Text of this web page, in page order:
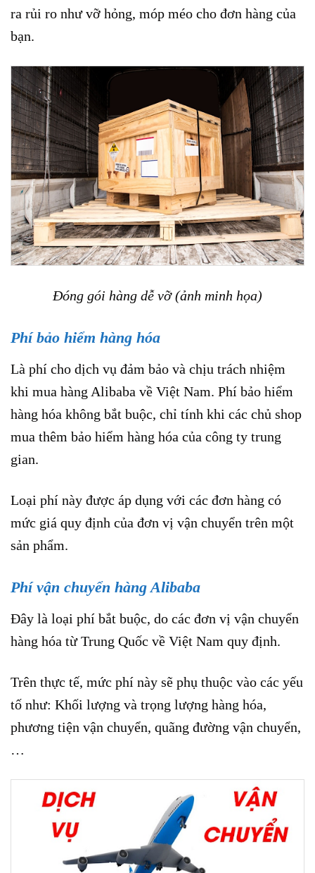
ra rủi ro như vỡ hỏng, móp méo cho đơn hàng của
bạn.
Đóng gói hàng dễ vỡ (ảnh minh họa)
Phí bảo hiểm hàng hóa
Là phí cho dịch vụ đảm bảo và chịu trách nhiệm
khi mua hàng Alibaba về Việt Nam. Phí bảo hiểm
hàng hóa không bắt buộc, chỉ tính khi các chủ shop
mua thêm bảo hiểm hàng hóa của công ty trung
gian.
Loại phí này được áp dụng với các đơn hàng có
mức giá quy định của đơn vị vận chuyển trên một
sản phẩm.
Phí vận chuyển hàng Alibaba
Đây là loại phí bắt buộc, do các đơn vị vận chuyển
hàng hóa từ Trung Quốc về Việt Nam quy định.
Trên thực tế, mức phí này sẽ phụ thuộc vào các yếu
tố như: Khối lượng và trọng lượng hàng hóa,
phương tiện vận chuyển, quãng đường vận chuyển,
…